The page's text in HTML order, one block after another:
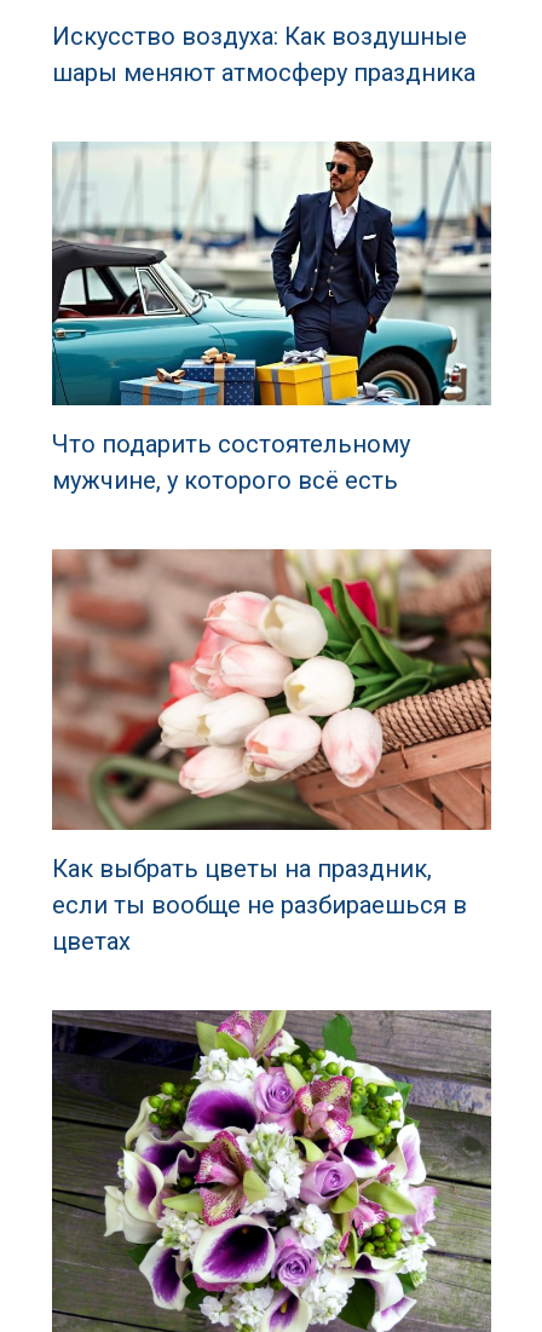
Искусство воздуха: Как воздушные
шары меняют атмосферу праздника
Что подарить состоятельному
мужчине, у которого всё есть
Как выбрать цветы на праздник,
если ты вообще не разбираешься в
цветах